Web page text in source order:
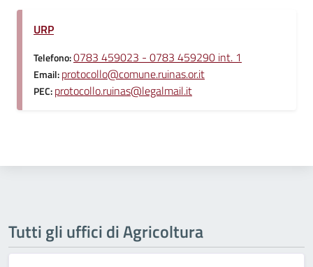
URP
Telefono:0783 459023 - 0783 459290 int. 1
Email:protocollo@comune.ruinas.or.it
PEC:protocollo.ruinas@legalmail.it
Tutti gli uffici di Agricoltura